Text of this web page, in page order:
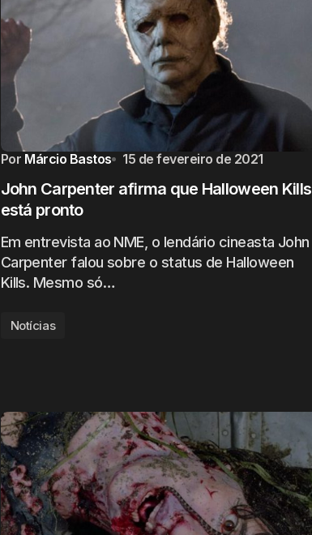
Por Márcio Bastos 15 de fevereiro de 2021
John Carpenter afirma que Halloween Kills
está pronto
Em entrevista ao NME, o lendário cineasta John
Carpenter falou sobre o status de Halloween
Kills. Mesmo só…
Notícias